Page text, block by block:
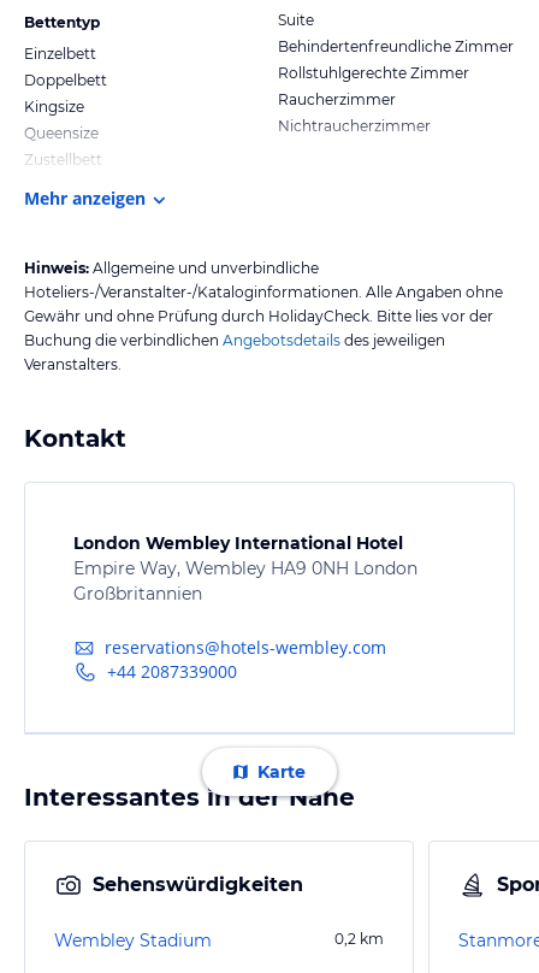
Bettentyp
Einzelbett
Doppelbett
Kingsize
Queensize
Zustellbett
Suite
Behindertenfreundliche Zimmer
Rollstuhlgerechte Zimmer
Raucherzimmer
Nichtraucherzimmer
Mehr anzeigen
Hinweis: Allgemeine und unverbindliche
Hoteliers-/Veranstalter-/Kataloginformationen. Alle Angaben ohne
Gewähr und ohne Prüfung durch HolidayCheck. Bitte lies vor der
Buchung die verbindlichen Angebotsdetails des jeweiligen
Veranstalters.
Kontakt
London Wembley International Hotel
Empire Way, Wembley HA9 0NH London
Großbritannien
reservations@hotels-wembley.com
+44 2087339000
Karte
Interessantes in der Nähe
Sehenswürdigkeiten
Wembley Stadium 0,2 km